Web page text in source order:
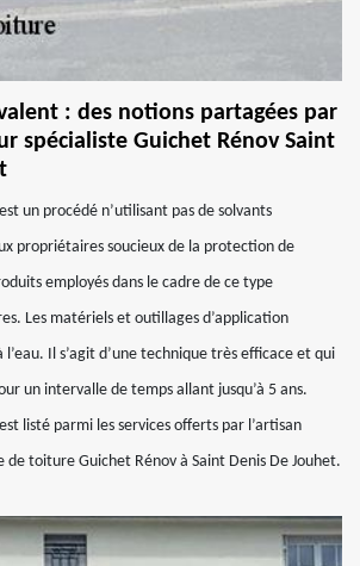
: des notions partagées par
spécialiste Guichet Rénov Saint
un procédé n’utilisant pas de solvants
propriétaires soucieux de la protection de
employés dans le cadre de ce type
Les matériels et outillages d’application
Il s’agit d’une technique très efficace et qui
un intervalle de temps allant jusqu’à 5 ans.
listé parmi les services offerts par l’artisan
de toiture Guichet Rénov à Saint Denis De Jouhet.